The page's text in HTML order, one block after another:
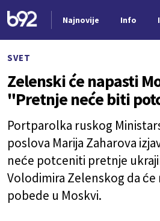
Najnovije Info
SVET
Zelenski će napasti
"Pretnje neće biti
Portparolka ruskog
poslova Marija Zaharova
neće potceniti pretnje
Volodimira Zelenskog da će
pobede u Moskvi.